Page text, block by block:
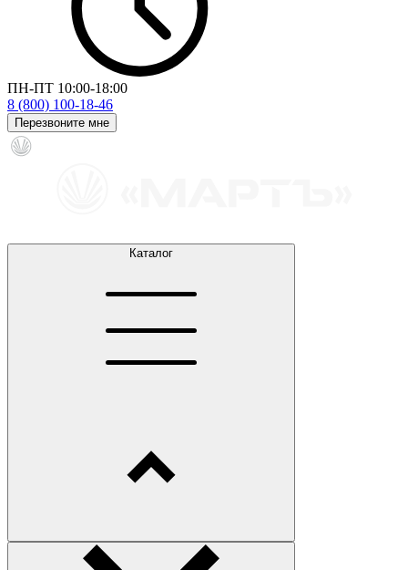
ПН-ПТ 10:00-18:00
8 (800) 100-18-46
Перезвоните мне
Каталог